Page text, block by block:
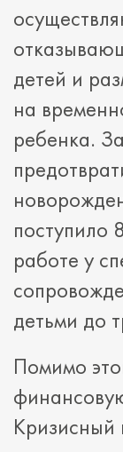
детей и
на
ребенка.
поступило
работе у
детьми до
Помимо
Кризисный